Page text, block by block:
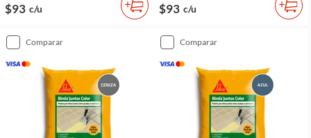
$93 c/u $93 c/u
comparar comparar